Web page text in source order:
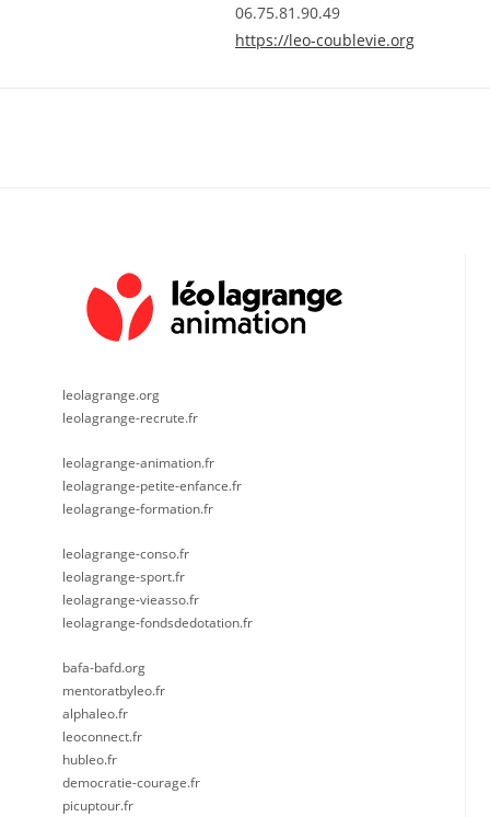
06.75.81.90.49
https://leo-coublevie.org
leolagrange.org
leolagrange-recrute.fr
leolagrange-animation.fr
leolagrange-petite-enfance.fr
leolagrange-formation.fr
leolagrange-conso.fr
leolagrange-sport.fr
leolagrange-vieasso.fr
leolagrange-fondsdedotation.fr
bafa-bafd.org
mentoratbyleo.fr
alphaleo.fr
leoconnect.fr
hubleo.fr
democratie-courage.fr
picuptour.fr